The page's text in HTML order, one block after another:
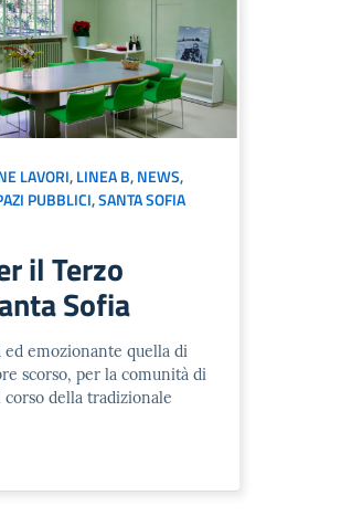
LAVORI,LINEA B,NEWS,
PUBBLICI,SANTA SOFIA
il Terzo
Sofia
emozionante quella di
scorso, per la comunità di
corso della tradizionale